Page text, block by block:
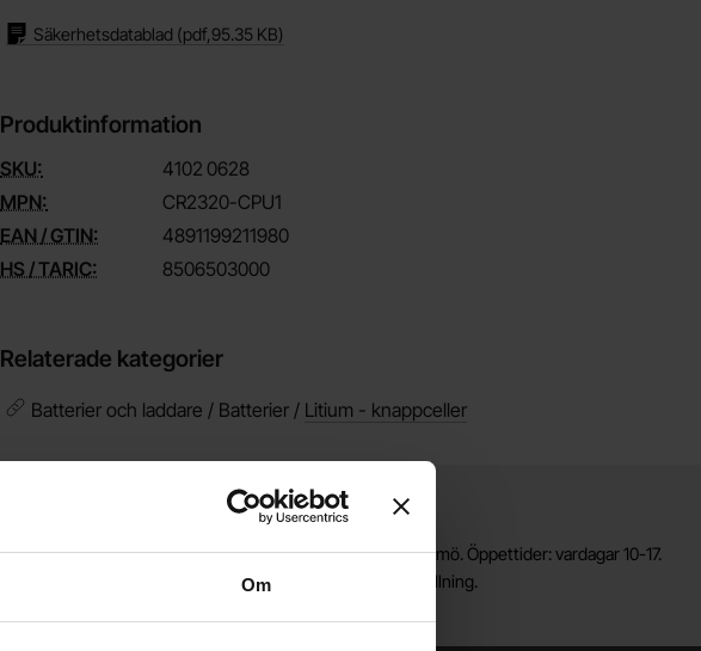
Om
Säkerhetsdatablad (pdf,95.35 KB)
Produktinformation
SKU: 4102 0628
MPN:
CR2320-CPU1
EAN / GTIN:
4891199211980
HS / TARIC:
8506503000
Relaterade kategorier
Batterier och laddare / Batterier / Litium - knappceller
Lagerbutik i Malmö
Välkommen till vår nya lagerbutik i Malmö. Öppettider: vardagar 10-17.
För snabbare service, gör en förbeställning.